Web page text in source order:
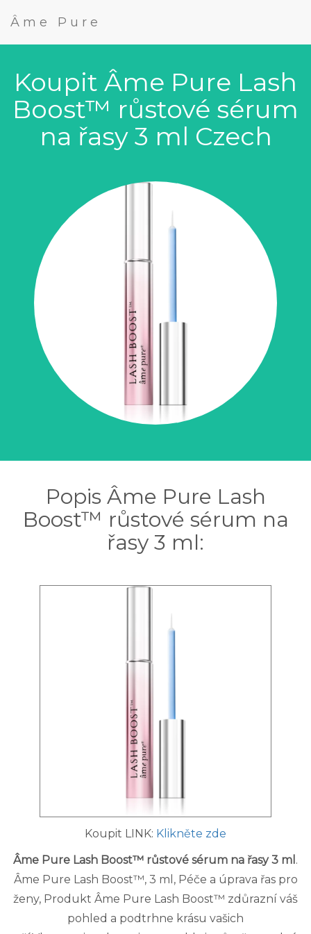
Âme Pure
Koupit Âme Pure Lash
Boost™ růstové sérum
na řasy 3 ml Czech
Popis Âme Pure Lash
Boost™ růstové sérum na
řasy 3 ml:
Koupit LINK: Klikněte zde
Âme Pure Lash Boost™ růstové sérum na řasy 3 ml .
Âme Pure Lash Boost™, 3 ml, Péče a úprava řas pro
ženy, Produkt Âme Pure Lash Boost™ zdůrazní váš
pohled a podtrhne krásu vašich